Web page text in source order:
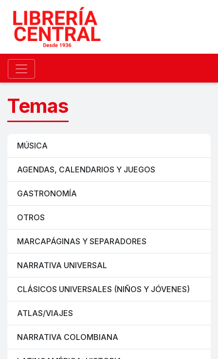
Temas
MÚSICA
AGENDAS, CALENDARIOS Y JUEGOS
GASTRONOMÍA
OTROS
MARCAPÁGINAS Y SEPARADORES
NARRATIVA UNIVERSAL
CLÁSICOS UNIVERSALES (NIÑOS Y JÓVENES)
ATLAS/VIAJES
NARRATIVA COLOMBIANA